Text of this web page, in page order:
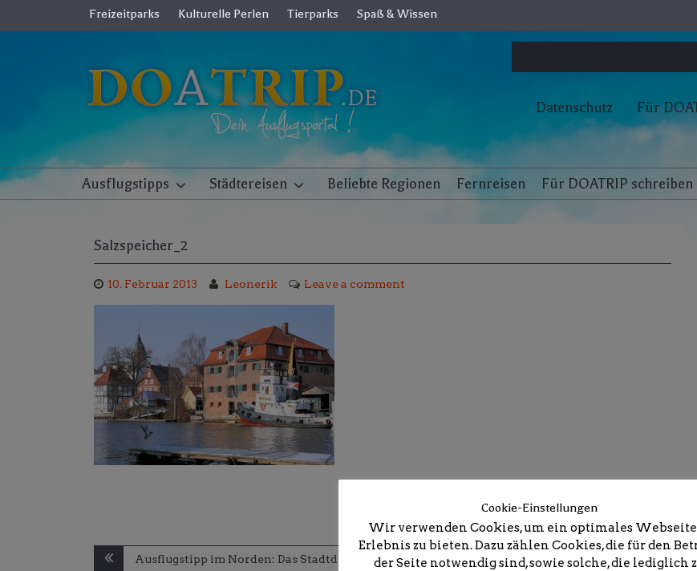
Freizeitparks Kulturelle Perlen Tierparks Spaß & Wissen
Datenschutz Für
Ausflugstipps Städtereisen Beliebte Regionen Fernreisen Für DOATRIP schreiben
Salzspeicher_2
10. Februar 2013 Leonerik Leave a comment
Beitragsnavigation
Ausflugstipp im Norden: Das Stadtdenkmal Glückstadt
Cookie-Einstellungen
Wir verwenden Cookies, um ein optimales
Erlebnis zu bieten. Dazu zählen Cookies, die für den
der Seite notwendig sind, sowie solche, die lediglich